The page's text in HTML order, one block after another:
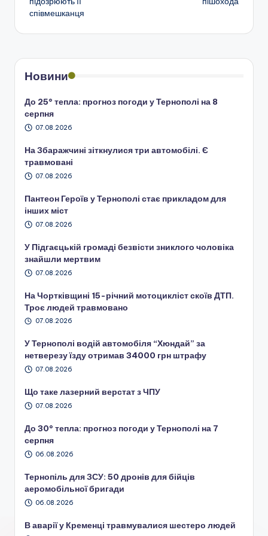
запису
співмешканця
Новини
До 25° тепла: прогноз погоди у Тернополі на 8
серпня
07.08.2026
На Збаражчині зіткнулися три автомобілі. Є
травмовані
07.08.2026
Пантеон Героїв у Тернополі стає прикладом для
інших міст
07.08.2026
У Підгаєцькій громаді безвісти зниклого чоловіка
знайшли мертвим
07.08.2026
На Чортківщині 15-річний мотоцикліст скоїв ДТП.
Троє людей травмовано
07.08.2026
У Тернополі водій автомобіля “Хюндай” за
нетверезу їзду отримав 34000 грн штрафу
07.08.2026
Що таке лазерний верстат з ЧПУ
07.08.2026
До 30° тепла: прогноз погоди у Тернополі на 7
серпня
06.08.2026
Тернопіль для ЗСУ: 50 дронів для бійців
аеромобільної бригади
06.08.2026
В аварії у Кременці травмувалися шестеро людей